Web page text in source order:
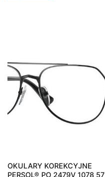
OKULARY KOREKCYJNE
PERSOL® PO 2479V 1078 57